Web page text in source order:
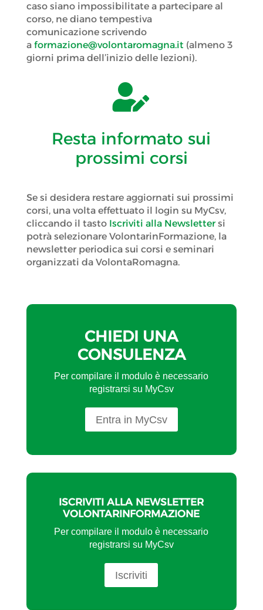
caso siano impossibilitate a partecipare al
corso, ne diano tempestiva
comunicazione scrivendo
a formazione@volontaromagna.it (almeno 3
giorni prima dell’inizio delle lezioni).

Resta informato sui
prossimi corsi
Se si desidera restare aggiornati sui prossimi
corsi, una volta effettuato il login su MyCsv,
cliccando il tasto Iscriviti alla Newslettersi
potrà selezionare VolontarinFormazione, la
newsletter periodica sui corsi e seminari
organizzati da VolontaRomagna.
CHIEDI UNA
CONSULENZA
Per compilare il modulo è necessario
registrarsi su MyCsv
Entra in MyCsv
ISCRIVITI ALLA NEWSLETTER
VOLONTARINFORMAZIONE
Per compilare il modulo è necessario
registrarsi su MyCsv
Iscriviti